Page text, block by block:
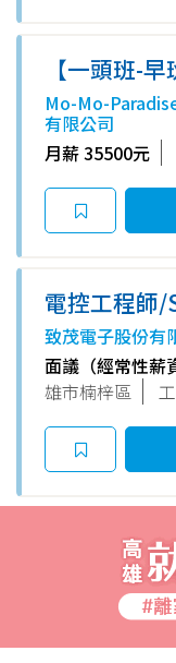
【一頭班-
｜天吉屋-新
35,500元_
介紹獎金最
Mo-Mo-
有限公司
月薪 35500元
電控工程師/
致茂電子股份有
面議（經常性薪
雄市楠梓區